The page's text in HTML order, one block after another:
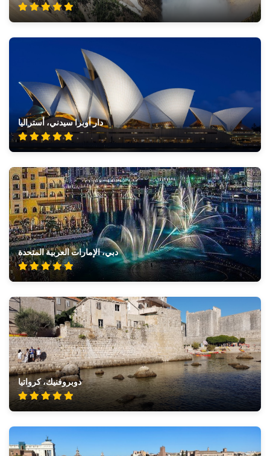
دار أوبرا سيدني، أستراليا
دبي، الإمارات العربية المتحدة
دوبروفنيك، كرواتيا